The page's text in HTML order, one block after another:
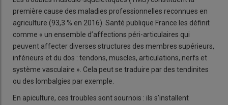
première cause des maladies professionnelles reconnues en
agriculture (93,3 % en 2016). Santé publique France les définit
comme « un ensemble d’affections péri-articulaires qui
peuvent affecter diverses structures des membres supérieurs,
inférieurs et du dos : tendons, muscles, articulations, nerfs et
système vasculaire ». Cela peut se traduire par des tendinites
ou des lombalgies par exemple.
En apiculture, ces troubles sont sournois : ils s’installent